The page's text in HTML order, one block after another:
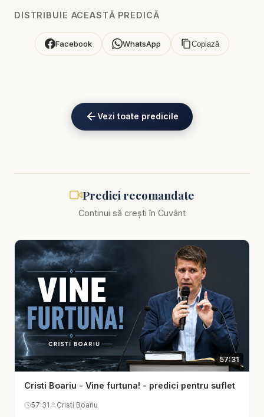
creștinului este un proces, nu doar un moment.
autentic. Cristi Boariu evidențiază tocmai acest
aspect: credința nu se dovedește doar în decizii
creștinului înseamnă să trăiești în lumină, să cauți
voia lui Dumnezeu, să te lași corectat, să te ridici
după cădere și să continui să mergi cu El chiar și
atunci când drumul este greu. Nu este perfecțiune
Această predică este potrivită pentru cei care
doresc o viață spirituală autentică, pentru cei care
simt că au nevoie de mai multă stabilitate și
claritate în relația lor cu Dumnezeu și pentru toți cei
care înțeleg că un creștin adevărat nu doar
vorbește despre Hristos, ci trăiește împreună cu
El. Într-o lume în care credința este adesea redusă
la aparențe, la activitate exterioară sau la
creștinului readuce în centru esența: Dumnezeu
DISTRIBUIE ACEASTĂ PREDICĂ
Facebook WhatsApp Copiază
Vezi toate predicile
Predici recomandate
Continui să crești în Cuvânt
57:31
Cristi Boariu - Vine furtuna! - predici pentru suflet
57:31 Cristi Boariu